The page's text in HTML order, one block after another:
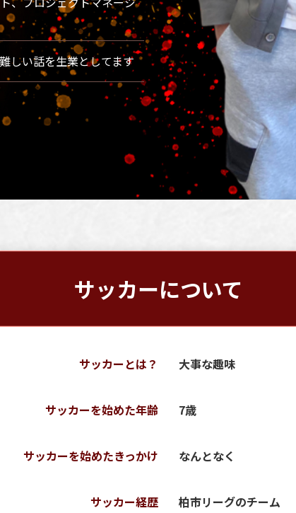
しい話を生業としてます
サッカーについて
サッカーとは？ 大事な趣味
サッカーを始めた年齢 7歳
サッカーを始めたきっかけ なんとなく
サッカー経歴 柏市リーグのチーム